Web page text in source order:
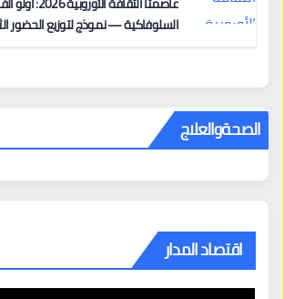
السلوفاكية — نموذج لتوزيع الحضور
الصحةوالعلاج
اقتصاد المدار